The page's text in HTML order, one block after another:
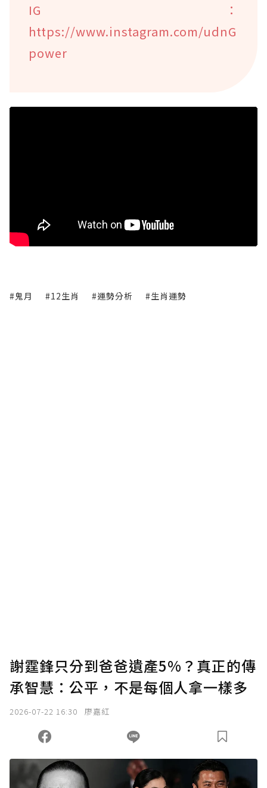
IG：
https://www.instagram.com/udnG
power
#鬼月 #12生肖 #運勢分析 #生肖運勢
謝霆鋒只分到爸爸遺產5%？真正的傳
承智慧：公平，不是每個人拿一樣多
2026-07-22 16:30 廖嘉紅